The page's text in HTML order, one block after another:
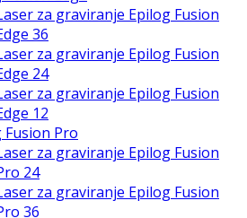
za graviranje Epilog Fusion
36
za graviranje Epilog Fusion
24
za graviranje Epilog Fusion
12
Fusion Pro
za graviranje Epilog Fusion
24
za graviranje Epilog Fusion
36